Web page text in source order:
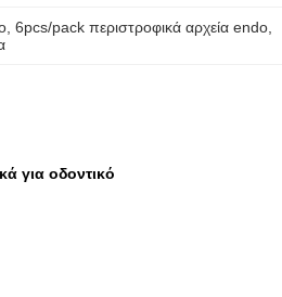
, 6pcs/pack περιστροφικά αρχεία endo,
για οδοντικό